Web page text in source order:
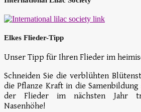
Elkes Flieder-Tipp
Unser Tipp für Ihren Flieder im
Schneiden Sie die verblühten
die Pflanze Kraft in die
der Flieder im nächsten Jahr
Nasenhöhe!